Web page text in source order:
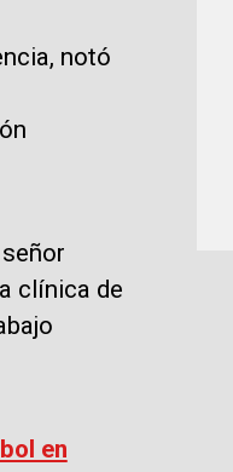
notó
clínica de
en